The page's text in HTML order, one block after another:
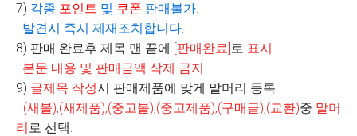
7) 각종 포인트 및 쿠폰 판매불가.
발견시 즉시 제재조치합니다.
8) 판매 완료후 제목 맨 끝에 [판매완료]로 표시.
본문 내용 및 판매금액 삭제 금지
9) 글제목 작성시 판매제품에 맞게 말머리 등록
(새볼),(새제품),(중고볼),(중고제품),(구매글),(교환)중 말머
리로 선택.